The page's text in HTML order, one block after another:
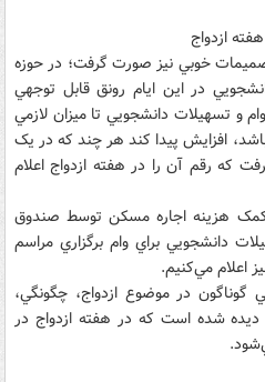
ازدواج
خوبي نيز صورت گرفت؛ در حوزه
در اين ايام رونق قابل توجهي
و تسهيلات دانشجويي تا ميزان لازمي
افزايش پيدا کند هر چند که در يک
که رقم آن را در هفته ازدواج اعلام
کمک هزينه اجاره مسکن توسط صندوق
دانشجويي براي وام برگزاري مراسم
اعلام مي‌کنيم.
در موضوع ازدواج، چگونگي،
ديده شده است که در هفته ازدواج در